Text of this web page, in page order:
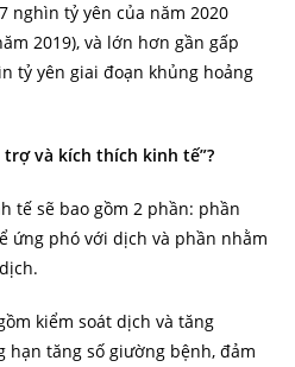
nghìn tỷ yên của năm 2020
2019), và lớn hơn gần gấp
tỷ yên giai đoạn khủng hoảng
trợ và kích thích kinh tế”?
tế sẽ bao gồm 2 phần: phần
ứng phó với dịch và phần nhằm
kiểm soát dịch và tăng
hạn tăng số giường bệnh, đảm